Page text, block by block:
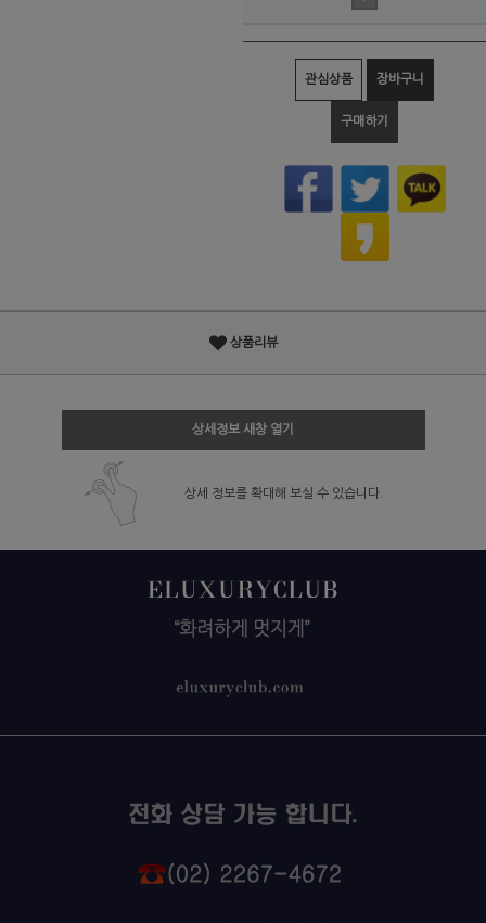
관심상품 장바구니
구매하기
상품리뷰
상세정보 새창 열기
상세 정보를 확대해 보실 수 있습니다.